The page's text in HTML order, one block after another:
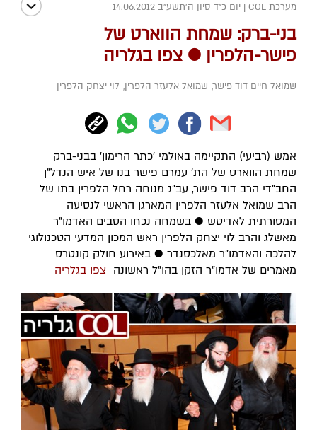
מערכת COL | יום כ"ד סיון ה׳תשע״ב 14.06.2012
בני-ברק: שמחת הווארט של
פישר-הלפרין ● צפו בגלריה
שמואל חיים דוד פישר, שמואל אלעזר הלפרין, לוי יצחק הלפרין
אמש (רביעי) התקיימה באולמי 'כתר הרימון' בבני-ברק
שמחת הווארט של הת' עמרם פישר בנו של איש הנדל"ן
החב"די הרב דוד פישר, עב"ג מנוחה רחל הלפרין בתו של
הרב שמואל אלעזר הלפרין המארגן הראשי לנסיעה
המסורתית לאדיטש ● בשמחה נכחו הסבים האדמו"ר
מאשלג והרב לוי יצחק הלפרין ראש המכון המדעי הטכנולוגי
להלכה והאדמו"ר מאלכסנדר ● באירוע חולק קונטרס
מאמרים של אדמו"ר הזקן בהו"ל ראשונה צפו בגלריה